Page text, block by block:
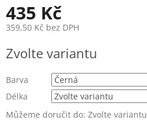
435 Kč
359,50 Kč bez DPH
cena:
Zvolte variantu
Barva
Délka
Můžeme doručit do: Zvolte variantu